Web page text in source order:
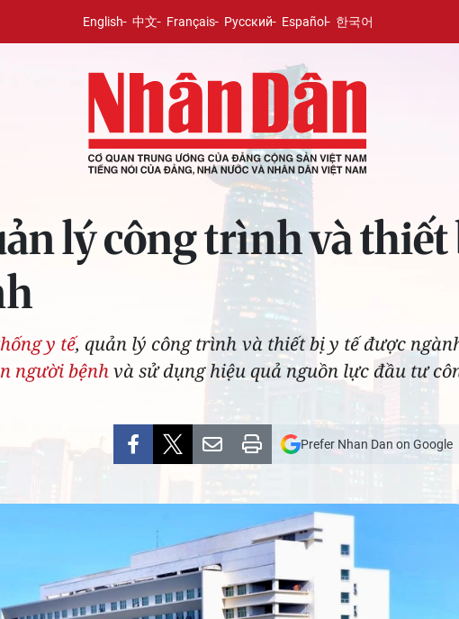
English 中文 Français Русский Español 한국어
lý công trình và thiết
y tế, quản lý công trình và thiết bị y tế được
người bệnhvà sử dụng hiệu quả nguồn lực đầu tư
Prefer Nhan Dan on Google